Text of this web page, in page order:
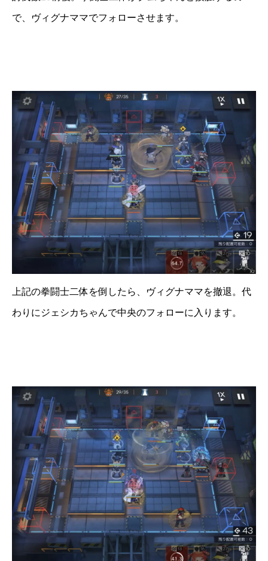
で、ヴィグナママでフォローさせます。
上記の拳闘士二体を倒したら、ヴィグナママを撤退。代
わりにジェシカちゃんで中央のフォローに入ります。